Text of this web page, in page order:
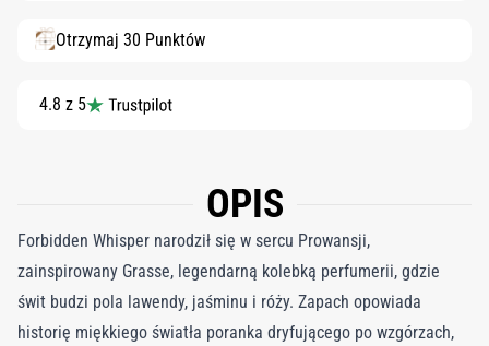
Otrzymaj 30 Punktów
4.8 z 5
OPIS
Forbidden Whisper narodził się w sercu Prowansji,
zainspirowany Grasse, legendarną kolebką perfumerii, gdzie
świt budzi pola lawendy, jaśminu i róży. Zapach opowiada
historię miękkiego światła poranka dryfującego po wzgórzach,